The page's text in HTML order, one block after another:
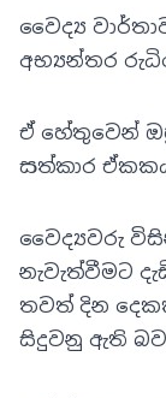
වෛද්‍ය
අභ්‍යන්තර
ඒ හේතුවෙන්
සත්කාර
වෛද්‍යවරු
නැවැත්වීමට
තවත් දින
සිදුවනු ඇති